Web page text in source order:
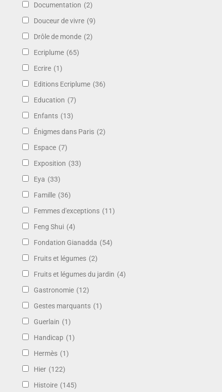
Documentation (2)
Douceur de vivre (9)
Drôle de monde (2)
Ecriplume (65)
Ecrire (1)
Editions Ecriplume (36)
Education (7)
Enfants (13)
Énigmes dans Paris (2)
Espace (7)
Exposition (33)
Eya (33)
Famille (36)
Femmes d'exceptions (11)
Feng Shui (4)
Fondation Gianadda (54)
Fruits et légumes (2)
Fruits et légumes du jardin (4)
Gastronomie (12)
Gestes marquants (1)
Guerlain (1)
Handicap (1)
Hermès (1)
Hier (122)
Histoire (145)